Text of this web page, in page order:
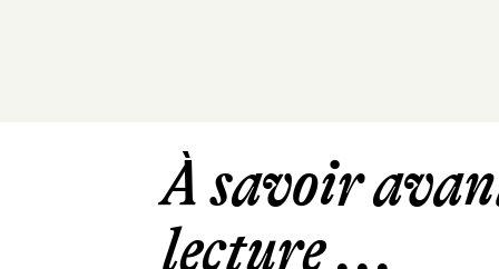
À savoir
lecture ...